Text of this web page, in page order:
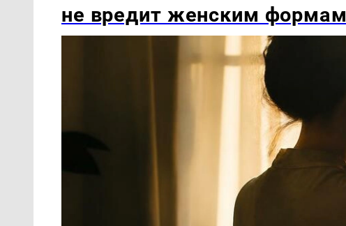
не вредит женским формам